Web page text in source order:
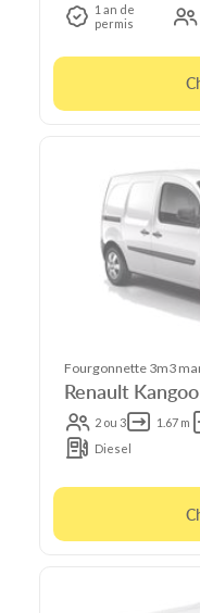
1 an de
permis
Fourgonnette 3m3
Renault Kangoo
2 ou 3 1.67 m
Diesel